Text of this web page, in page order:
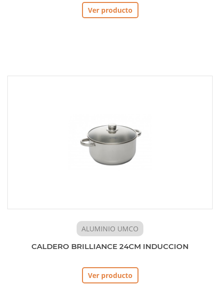
Ver producto
ALUMINIO UMCO
CALDERO BRILLIANCE 24CM INDUCCION
Ver producto